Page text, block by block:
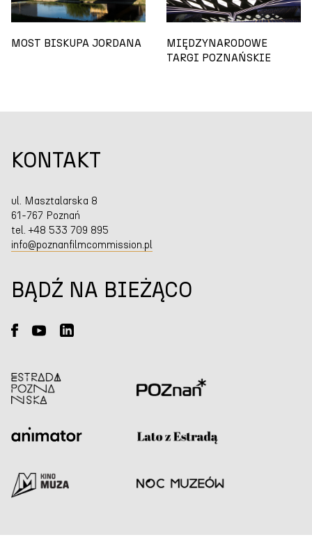
MOST BISKUPA JORDANA
MIĘDZYNARODOWE
TARGI POZNAŃSKIE
KONTAKT
ul. Masztalarska 8
61-767 Poznań
tel. +48 533 709 895
info@poznanfilmcommission.pl
BĄDŹ NA BIEŻĄCO